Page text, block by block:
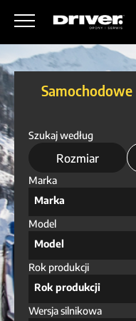
Samochodowe
Szukaj według
Rozmiar
Marka
Marka
Model
Model
Rok produkcji
Rok produkcji
Wersja silnikowa